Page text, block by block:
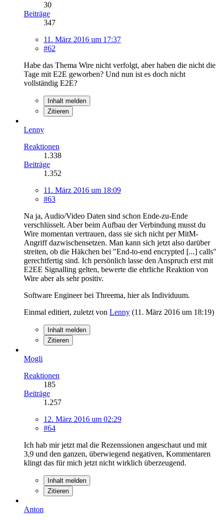
30
Beiträge
347
11. März 2016 um 17:37
#62
Habe das Thema Wire nicht verfolgt, aber haben die nicht die
Tage mit E2E geworben? Und nun ist es doch nicht
vollständig E2E?
Inhalt melden
Zitieren
Lenny
Reaktionen
1.338
Beiträge
1.352
11. März 2016 um 18:09
#63
Na ja, Audio/Video Daten sind schon Ende-zu-Ende
verschlüsselt. Aber beim Aufbau der Verbindung musst du
Wire momentan vertrauen, dass sie sich nicht per MitM-
Angriff dazwischensetzen. Man kann sich jetzt also darüber
streiten, ob die Häkchen bei "End-to-end encrypted [...] calls"
gerechtfertig sind. Ich persönlich lasse den Anspruch erst mit
E2EE Signalling gelten, bewerte die ehrliche Reaktion von
Wire aber als sehr positiv.
Software Engineer bei Threema, hier als Individuum.
Einmal editiert, zuletzt von Lenny (11. März 2016 um 18:19)
Inhalt melden
Zitieren
Mogli
Reaktionen
185
Beiträge
1.257
12. März 2016 um 02:29
#64
Ich hab mir jetzt mal die Rezenssionen angeschaut und mit
3,9 und den ganzen, überwiegend negativen, Kommentaren
klingt das für mich jetzt nicht wirklich überzeugend.
Inhalt melden
Zitieren
Anton